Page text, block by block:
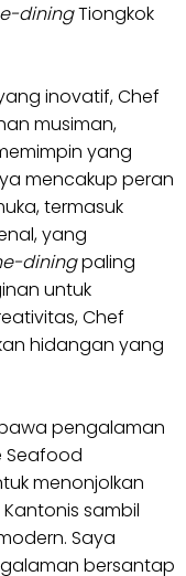
diningTiongkok
inovatif, Chef
musiman,
yang
mencakup peran
termasuk
yang
diningpaling
untuk
Chef
hidangan yang
pengalaman
Seafood
menonjolkan
sambil
Saya
bersantap